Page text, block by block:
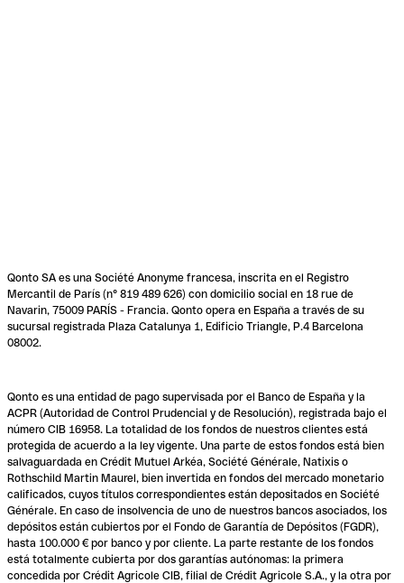
Qonto SA es una Société Anonyme francesa, inscrita en el Registro
Mercantil de París (n° 819 489 626) con domicilio social en 18 rue de
Navarin, 75009 PARÍS - Francia. Qonto opera en España a través de su
sucursal registrada Plaza Catalunya 1, Edificio Triangle, P.4 Barcelona
08002.
Qonto es una entidad de pago supervisada por el Banco de España y la
ACPR (Autoridad de Control Prudencial y de Resolución), registrada bajo el
número CIB 16958. La totalidad de los fondos de nuestros clientes está
protegida de acuerdo a la ley vigente. Una parte de estos fondos está bien
salvaguardada en Crédit Mutuel Arkéa, Société Générale, Natixis o
Rothschild Martin Maurel, bien invertida en fondos del mercado monetario
calificados, cuyos títulos correspondientes están depositados en Société
Générale. En caso de insolvencia de uno de nuestros bancos asociados, los
depósitos están cubiertos por el Fondo de Garantía de Depósitos (FGDR),
hasta 100.000 € por banco y por cliente. La parte restante de los fondos
está totalmente cubierta por dos garantías autónomas: la primera
concedida por Crédit Agricole CIB, filial de Crédit Agricole S.A., y la otra por